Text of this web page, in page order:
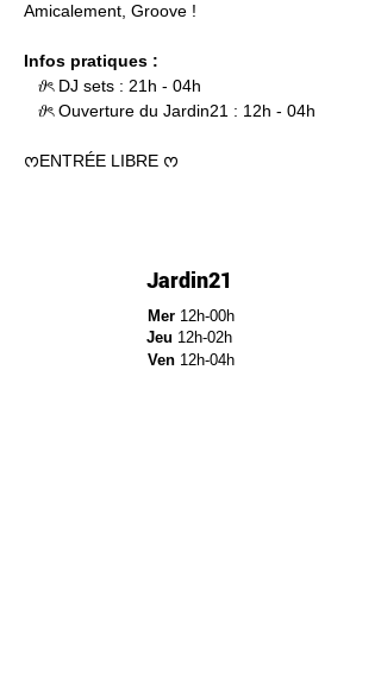
Amicalement, Groove !
Infos pratiques :
   𝜗ৎ DJ sets : 21h - 04h
   𝜗ৎ Ouverture du Jardin21 : 12h - 04h
ᰔENTRÉE LIBRE ᰔ
Jardin21
Mer12h-00h
Jeu 12h-02h
Ven 12h-04h